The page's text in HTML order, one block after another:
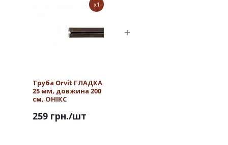
x1
Труба Orvit ГЛАДКА
25 мм, довжина 200
см, ОНІКС
259 грн./шт